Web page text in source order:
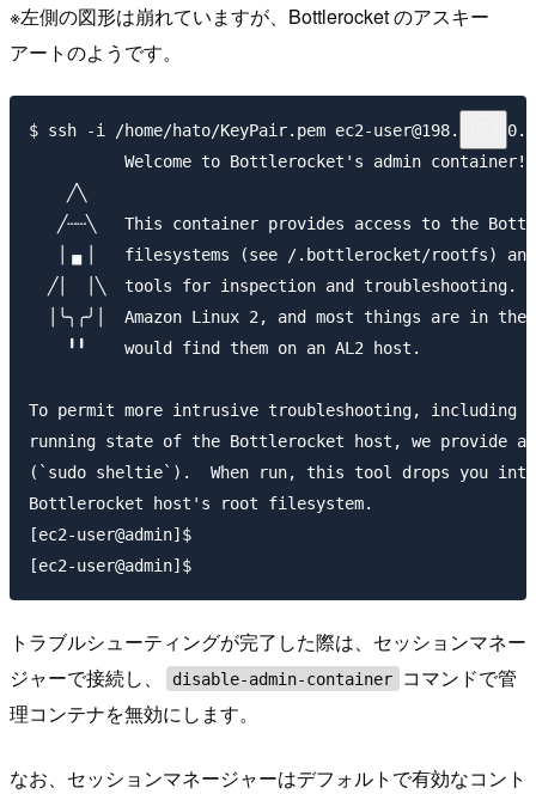
※左側の図形は崩れていますが、Bottlerocket のアスキー
アートのようです。
$ ssh -i /home/hato/KeyPair.pem ec2-user@198.51.100.1
          Welcome to Bottlerocket's admin container!
    ╱╲
╱┄┄╲   This container provides access to the
│▗▖│   filesystems (see /.bottlerocket/rootfs)
╱│  │╲  tools for inspection and troubleshooting.
│╰╮╭╯│  Amazon Linux 2, and most things are in the
    ╹╹    would find them on an AL2 host.
To permit more intrusive troubleshooting, including
running state of the Bottlerocket host, we provide
(`sudo sheltie`).  When run, this tool drops you
Bottlerocket host's root filesystem.
[ec2-user@admin]$
トラブルシューティングが完了した際は、セッションマネー
ジャーで接続し、
disable-admin-container
コマンドで管
理コンテナを無効にします。
なお、セッションマネージャーはデフォルトで有効なコント